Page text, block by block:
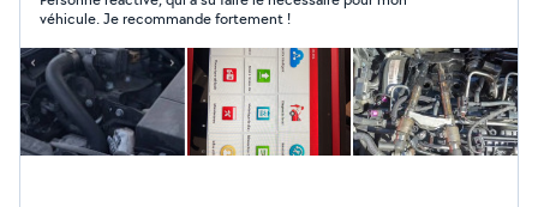
vous messages sur l'application merci de me contacts
par appeler ou SMS et je vous répond
véhicule. Je recommande fortement !